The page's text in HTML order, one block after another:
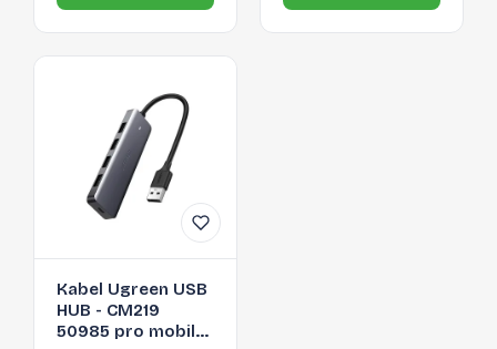
Kabel Ugreen USB
HUB - CM219
50985 pro mobilní